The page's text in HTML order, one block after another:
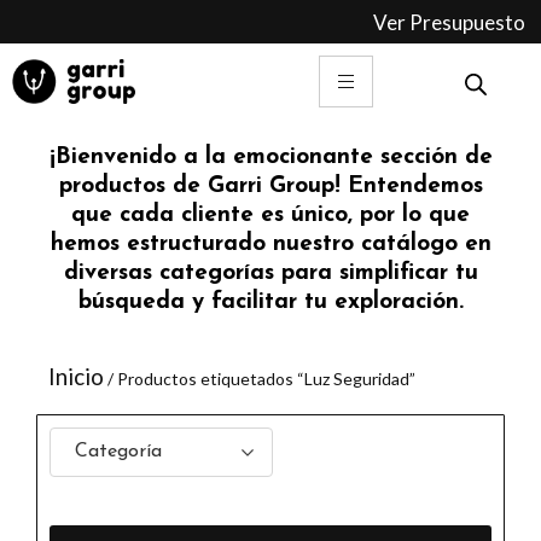
contenido
Ver Presupuesto
¡Bienvenido a la emocionante sección de
productos de Garri Group! Entendemos
que cada cliente es único, por lo que
hemos estructurado nuestro catálogo en
diversas categorías para simplificar tu
búsqueda y facilitar tu exploración.
Inicio / Productos etiquetados “Luz Seguridad”
Categoría